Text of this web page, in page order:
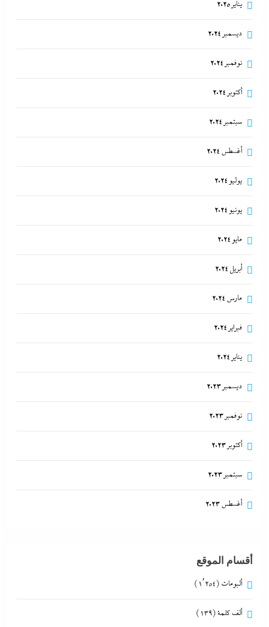
يناير 2025
ديسمبر 2024
نوفمبر 2024
أكتوبر 2024
سبتمبر 2024
أغسطس 2024
يوليو 2024
يونيو 2024
مايو 2024
أبريل 2024
مارس 2024
فبراير 2024
يناير 2024
ديسمبر 2023
نوفمبر 2023
أكتوبر 2023
سبتمبر 2023
أغسطس 2023
أقسام الموقع
ألبومات (1٬254)
ألف كلمة(139)